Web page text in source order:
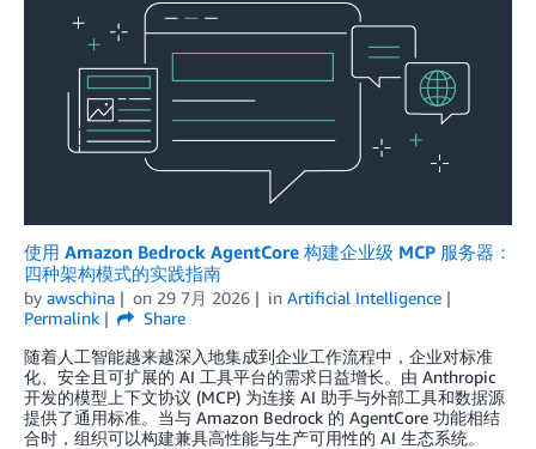
使用 Amazon Bedrock AgentCore 构建企业级 MCP 服务器：
四种架构模式的实践指南
by awschina on 29 7月 2026 in Artificial Intelligence
Permalink
Share
随着人工智能越来越深入地集成到企业工作流程中，企业对标准
化、安全且可扩展的 AI 工具平台的需求日益增长。由 Anthropic
开发的模型上下文协议 (MCP) 为连接 AI 助手与外部工具和数据源
提供了通用标准。当与 Amazon Bedrock 的 AgentCore 功能相结
合时，组织可以构建兼具高性能与生产可用性的 AI 生态系统。